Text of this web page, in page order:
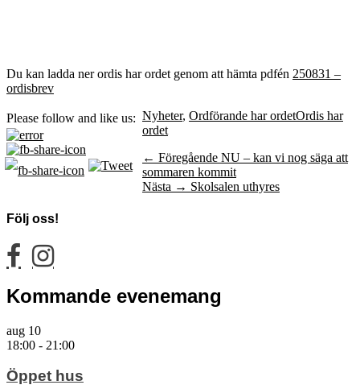
Du kan ladda ner ordis har ordet genom att hämta pdfén 250831 –
ordisbrev
Please follow and like us: Kategorier
Nyheter, Ordförande har ordetTaggar
Ordis har
ordet
Inläggsnavigering← Föregående Föregående
inlägg:
NU – kan vi nog säga att
sommaren kommit
Nästa → Nästa
Skolsalen uthyres
Följ oss!
facebook
instagram
Kommande evenemang
aug 10
18:00 - 21:00
Öppet hus